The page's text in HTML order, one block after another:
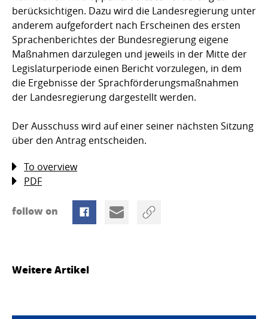
berücksichtigen. Dazu wird die Landesregierung unter
anderem aufgefordert nach Erscheinen des ersten
Sprachenberichtes der Bundesregierung eigene
Maßnahmen darzulegen und jeweils in der Mitte der
Legislaturperiode einen Bericht vorzulegen, in dem
die Ergebnisse der Sprachförderungsmaßnahmen
der Landesregierung dargestellt werden.
Der Ausschuss wird auf einer seiner nächsten Sitzung
über den Antrag entscheiden.
To overview
PDF
follow on
Weitere Artikel